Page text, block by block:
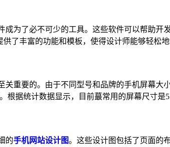
为了必不可少的工具。这些软件可以帮助
供了丰富的功能和模板，使得设计师能够轻
关重要的。由于不同型号和品牌的手机屏幕
根据统计数据显示，目前蕞常用的屏幕尺寸是
的手机网站设计图。这些设计图包括了页面的